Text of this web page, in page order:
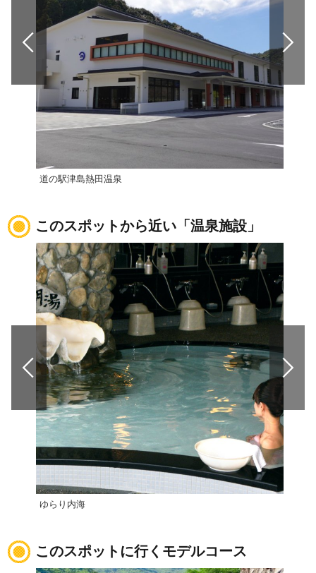
道の駅津島熱田温泉
このスポットから近い「温泉施設」
ゆらり内海
このスポットに行くモデルコース